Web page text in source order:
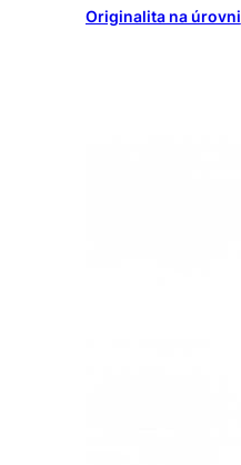
Originalita na úrovni